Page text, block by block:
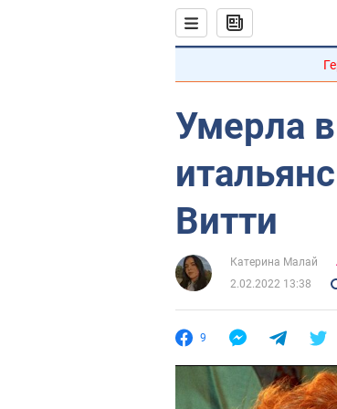
Умерла
Витти
Катерина Малай
2.02.2022 13:38
9